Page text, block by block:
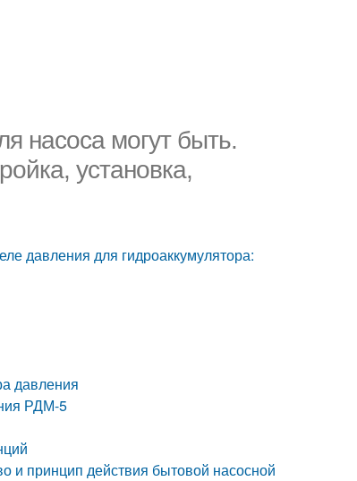
насоса могут быть.
установка,
давления для гидроаккумулятора:
давления
РДМ-5
и принцип действия бытовой насосной